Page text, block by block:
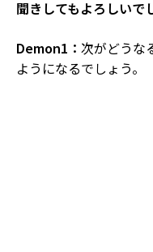
聞きしてもよろしいで
Demon1： 次がどうな
ようになるでしょう。